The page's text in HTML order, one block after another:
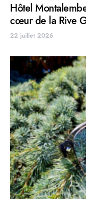
Hôtel
cœur de la Rive
22 juillet 2026